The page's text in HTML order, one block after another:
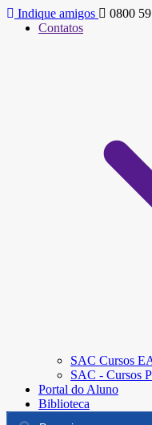
Indique amigos
0800
Contatos
SAC Cursos
SAC - Cursos
Portal do Aluno
Biblioteca